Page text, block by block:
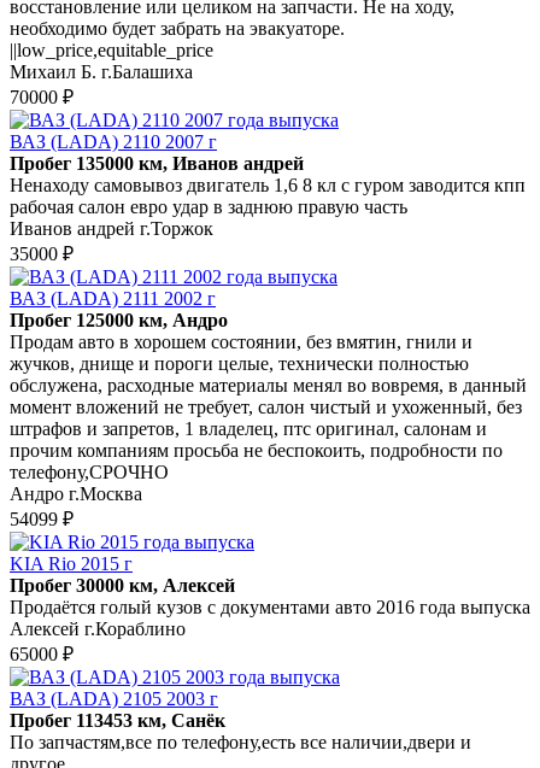
восстановление или целиком на запчасти. Не на ходу,
необходимо будет забрать на эвакуаторе.
||low_price,equitable_price
Михаил Б. г.Балашиха
70000 ₽
ВАЗ (LADA) 2110 2007 г
Пробег 135000 км, Иванов андрей
Ненаходу самовывоз двигатель 1,6 8 кл с гуром заводится кпп
рабочая салон евро удар в заднюю правую часть
Иванов андрей г.Торжок
35000 ₽
ВАЗ (LADA) 2111 2002 г
Пробег 125000 км, Андро
Продам авто в хорошем состоянии, без вмятин, гнили и
жучков, днище и пороги целые, технически полностью
обслужена, расходные материалы менял во вовремя, в данный
момент вложений не требует, салон чистый и ухоженный, без
штрафов и запретов, 1 владелец, птс оригинал, салонам и
прочим компаниям просьба не беспокоить, подробности по
телефону,СРОЧНО
Андро г.Москва
54099 ₽
KIA Rio 2015 г
Пробег 30000 км, Алексей
Продаётся голый кузов с документами авто 2016 года выпуска
Алексей г.Кораблино
65000 ₽
ВАЗ (LADA) 2105 2003 г
Пробег 113453 км, Санёк
По запчастям,все по телефону,есть все наличии,двери и
другое